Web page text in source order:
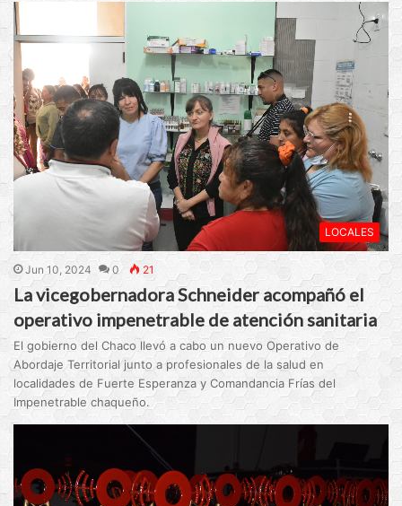
LOCALES
Jun 10, 2024 0 21
La vicegobernadora Schneider acompañó el
operativo impenetrable de atención sanitaria
El gobierno del Chaco llevó a cabo un nuevo Operativo de
Abordaje Territorial junto a profesionales de la salud en
localidades de Fuerte Esperanza y Comandancia Frías del
Impenetrable chaqueño.